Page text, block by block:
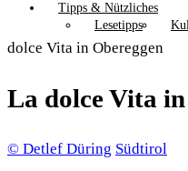
Tipps & Nützliches
Lesetipps
dolce Vita in Obereggen
La dolce Vita
© Detlef Düring Südtirol